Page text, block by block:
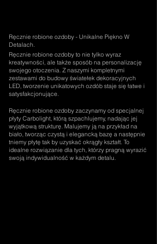
Ręcznie robione ozdoby - Unikalne Piękno W
Detalach.
Ręcznie robione ozdoby to nie tylko wyraz
kreatywności, ale także sposób na personalizację
swojego otoczenia. Z naszymi kompletnymi
zestawami do budowy światełek dekoracyjnych
LED, tworzenie unikatowych ozdób staje się łatwe i
satysfakcjonujące.
Ręcznie robione ozdoby zaczynamy od specjalnej
płyty Carbolight, którą szpachlujemy, nadając jej
wyjątkową strukturę. Malujemy ją na przykład na
biało, tworząc czystą i elegancką bazę a następnie
tniemy płytę tak by uzyskać okrągły kształt. To
idealne rozwiązanie dla tych, którzy pragną wyrazić
swoją indywidualność w każdym detalu.